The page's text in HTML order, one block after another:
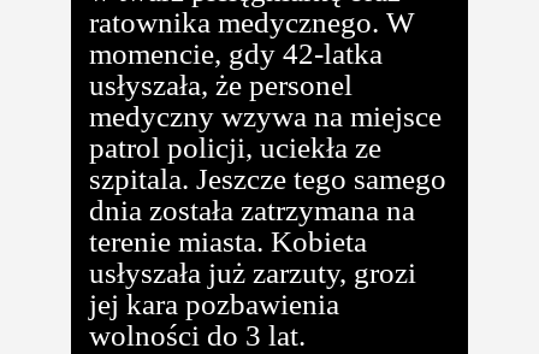
ratownika medycznego. W
momencie, gdy 42-latka
usłyszała, że personel
medyczny wzywa na miejsce
patrol policji, uciekła ze
szpitala. Jeszcze tego samego
dnia została zatrzymana na
terenie miasta. Kobieta
usłyszała już zarzuty, grozi
jej kara pozbawienia
wolności do 3 lat.